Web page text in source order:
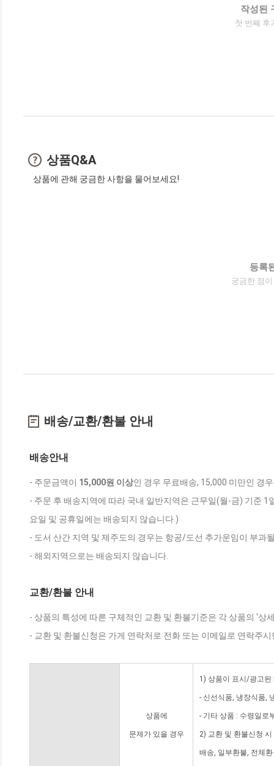
작성된
첫 번째 후
상품Q&A
상품에 관해 궁금한 사항을 물어보세요!
등록
궁금한 점
배송/교환/환불 안내
배송안내
- 주문금액이 15,000원 이상인 경우 무료배송, 15,000 미만인 경
- 주문 후 배송지역에 따라 국내 일반지역은 근무일(월-금) 기준
요일 및 공휴일에는 배송되지 않습니다.)
- 도서 산간 지역 및 제주도의 경우는 항공/도선 추가운임이 부과
- 해외지역으로는 배송되지 않습니다.
교환/환불 안내
- 상품의 특성에 따른 구체적인 교환 및 환불기준은 각 상품의 '상
- 교환 및 환불신청은 가게 연락처로 전화 또는 이메일로 연락주
상품에
문제가 있을 경우
1) 상품이 표시/광고된
- 신선식품, 냉장식품,
- 기타 상품 : 수령일로
2) 교환 및 환불신청
배송, 일부환불, 전체